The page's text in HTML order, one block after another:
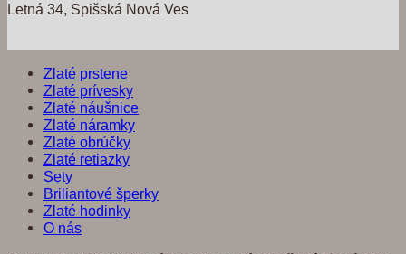
Letná 34, Spišská Nová Ves
Zlaté prstene
Zlaté prívesky
Zlaté náušnice
Zlaté náramky
Zlaté obrúčky
Zlaté retiazky
Sety
Briliantové šperky
Zlaté hodinky
O nás